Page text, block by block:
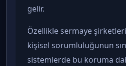
gelir.
Özellikle sermaye
kişisel sorumluluğunun
sistemlerde bu koruma